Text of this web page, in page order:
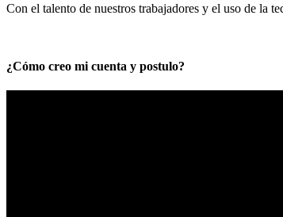
Con el talento de nuestros trabajadores y el uso de la
¿Cómo creo mi cuenta y postulo?